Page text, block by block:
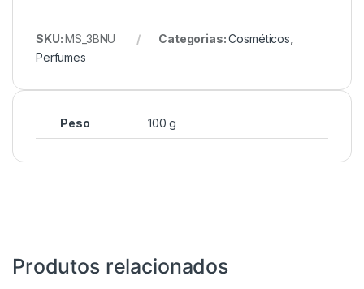
SKU:MS_3BNU Categorias:Cosméticos
Perfumes
Peso 100 g
Produtos relacionados